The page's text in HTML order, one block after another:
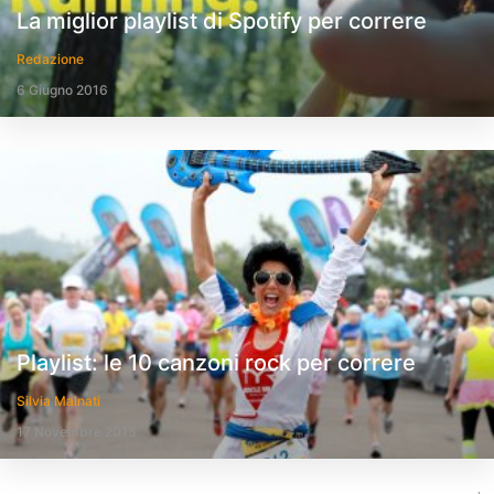
La miglior playlist di Spotify per correre
Redazione
6 Giugno 2016
Playlist: le 10 canzoni rock per correre
Silvia Malnati
17 Novembre 2015